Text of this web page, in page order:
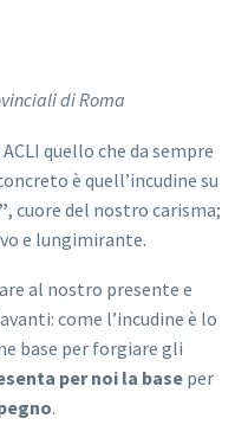
di Roma
quello che da sempre
è quell’incudine su
, cuore del nostro carisma;
e lungimirante.
al nostro presente e
come l’incudine è lo
base per forgiare gli
per noi la base per
.